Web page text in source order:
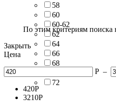
58
60
60-62
62
64
66
68
72
По этим критериям поиска
Закрыть
Цена
Р –
420Р
3210Р